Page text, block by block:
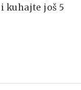
kuhajte još 5